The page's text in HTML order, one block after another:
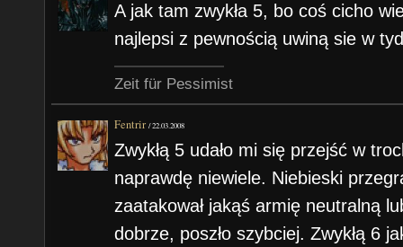
A jak tam zwykła 5, bo coś cicho
najlepsi z pewnością uwiną sie w
Zeit für Pessimist
Fentrir /22.03.2008
Zwykłą 5 udało mi się przejść w
naprawdę niewiele. Niebieski
zaatakował jakąś armię neutralną
dobrze, poszło szybciej. Zwykłą 6